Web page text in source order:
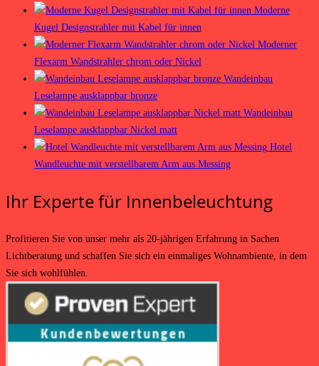
Moderne
Kugel Designstrahler mit Kabel für innen
Moderner
Flexarm Wandstrahler chrom oder Nickel
Wandeinbau
Leselampe ausklappbar bronze
Wandeinbau
Leselampe ausklappbar Nickel matt
Hotel
Wandleuchte mit verstellbarem Arm aus Messing
Ihr Experte für Innenbeleuchtung
Profitieren Sie von unser mehr als 20-jährigen Erfahrung in Sachen
Lichtberatung und schaffen Sie sich ein einmaliges Wohnambiente, in dem
Sie sich wohlfühlen.